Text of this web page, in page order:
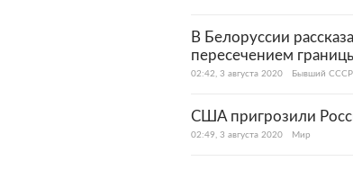
В Белоруссии
пересечением
02:42, 3 августа 2020 Бывший СССР
США пригрозили
02:49, 3 августа 2020 Мир